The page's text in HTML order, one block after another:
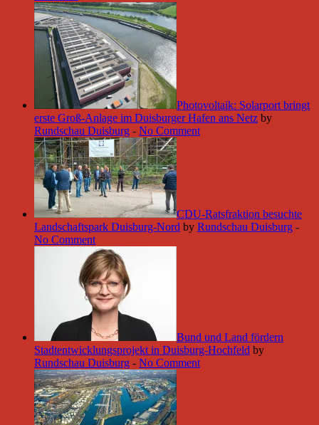
Photovoltaik: Solarport bringt
erste Groß-Anlage im Duisburger Hafen ans Netz by
Rundschau Duisburg - No Comment
CDU-Ratsfraktion besuchte
Landschaftspark Duisburg-Nord by Rundschau Duisburg -
No Comment
Bund und Land fördern
Stadtentwicklungsprojekt in Duisburg-Hochfeld by
Rundschau Duisburg - No Comment